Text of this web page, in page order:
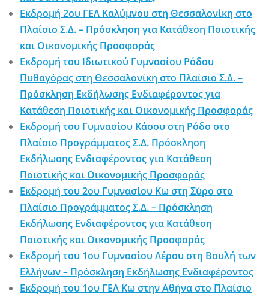
Εκδρομή 2ου ΓΕΛ Καλύμνου στη Θεσσαλονίκη στο
Πλαίσιο Σ.Δ. – Πρόσκληση για Κατάθεση Ποιοτικής
και Οικονομικής Προσφοράς
Εκδρομή του Ιδιωτικού Γυμνασίου Ρόδου
Πυθαγόρας στη Θεσσαλονίκη στο Πλαίσιο Σ.Δ. –
Πρόσκληση Εκδήλωσης Ενδιαφέροντος για
Κατάθεση Ποιοτικής και Οικονομικής Προσφοράς
Εκδρομή του Γυμνασίου Κάσου στη Ρόδο στο
Πλαίσιο Προγράμματος Σ.Δ. Πρόσκληση
Εκδήλωσης Ενδιαφέροντος για Κατάθεση
Ποιοτικής και Οικονομικής Προσφοράς
Εκδρομή του 2ου Γυμνασίου Κω στη Σύρο στο
Πλαίσιο Προγράμματος Σ.Δ. – Πρόσκληση
Εκδήλωσης Ενδιαφέροντος για Κατάθεση
Ποιοτικής και Οικονομικής Προσφοράς
Εκδρομή του 1ου Γυμνασίου Λέρου στη Βουλή των
Ελλήνων – Πρόσκληση Εκδήλωσης Ενδιαφέροντος
Εκδρομή του 1ου ΓΕΛ Κω στην Αθήνα στο Πλαίσιο